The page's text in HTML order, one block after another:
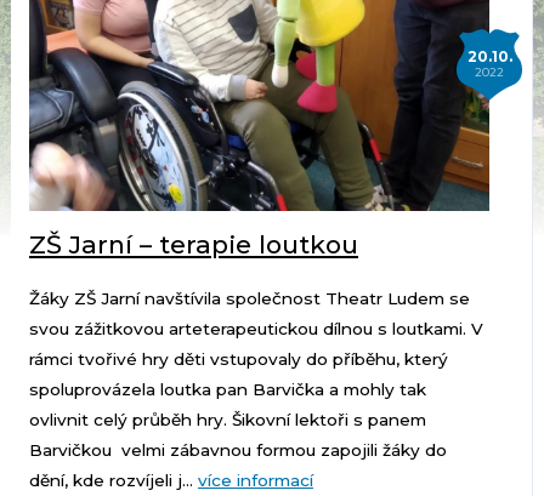
20.10.
2022
ZŠ Jarní – terapie loutkou
Žáky ZŠ Jarní navštívila společnost Theatr Ludem se
svou zážitkovou arteterapeutickou dílnou s loutkami. V
rámci tvořivé hry děti vstupovaly do příběhu, který
spoluprovázela loutka pan Barvička a mohly tak
ovlivnit celý průběh hry. Šikovní lektoři s panem
Barvičkou velmi zábavnou formou zapojili žáky do
dění, kde rozvíjeli j... více informací